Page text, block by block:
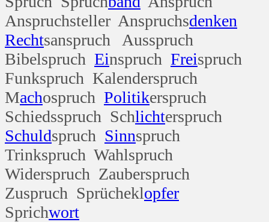
Anspruchsteller Anspruchsdenken
Rechtsanspruch Ausspruch
Bibelspruch Einspruch Freispruch
Funkspruch Kalenderspruch
Machospruch Politikerspruch
Schiedsspruch Schlichterspruch
Schuldspruch Sinnspruch
Trinkspruch Wahlspruch
Widerspruch Zauberspruch
Zuspruch Sprücheklopfer
Sprichwort